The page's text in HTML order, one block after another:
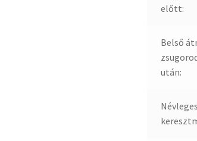
előtt:
Belső
után:
Névleges